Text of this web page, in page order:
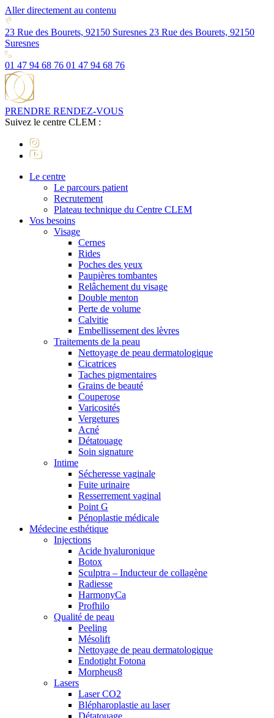
Aller directement au contenu
23 Rue des Bourets, 92150 Suresnes 23 Rue des Bourets, 92150
Suresnes
01 47 94 68 76 01 47 94 68 76
PRENDRE RENDEZ-VOUS
Suivez le centre CLEM :
Le centre
Le parcours patient
Recrutement
Plateau technique du Centre CLEM
Vos besoins
Visage
Cernes
Rides
Poches des yeux
Paupières tombantes
Relâchement du visage
Double menton
Perte de volume
Calvitie
Embellissement des lèvres
Traitements de la peau
Nettoyage de peau dermatologique
Cicatrices
Taches pigmentaires
Grains de beauté
Couperose
Varicosités
Vergetures
Acné
Détatouage
Soin signature
Intime
Sécheresse vaginale
Fuite urinaire
Resserrement vaginal
Point G
Pénoplastie médicale
Médecine esthétique
Injections
Acide hyaluronique
Botox
Sculptra – Inducteur de collagène
Radiesse
HarmonyCa
Profhilo
Qualité de peau
Peeling
Mésolift
Nettoyage de peau dermatologique
Endotight Fotona
Morpheus8
Lasers
Laser CO2
Blépharoplastie au laser
Détatouage